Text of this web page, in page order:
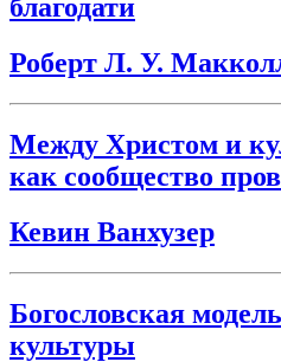
благодати
Роберт Л. У.
Между Христом и
как сообщество
Кевин Ванхузер
Богословская
культуры